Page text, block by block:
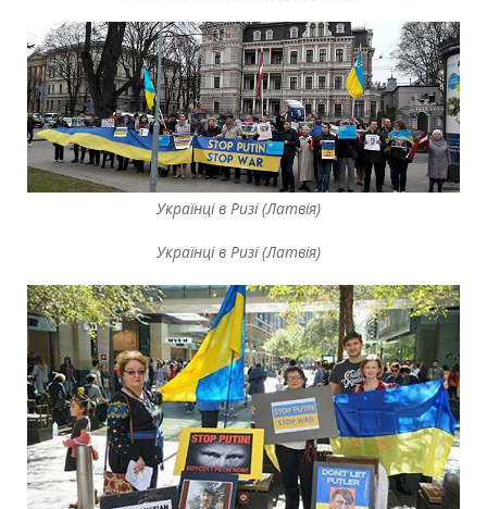
Українці в Ризі (Латвія)
Українці в Ризі (Латвія)